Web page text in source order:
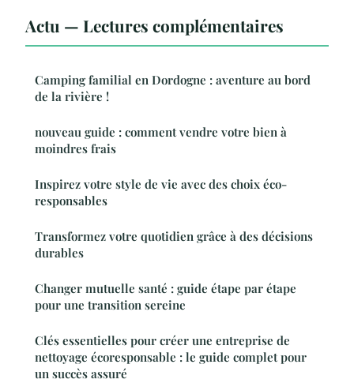
Actu — Lectures complémentaires
Camping familial en Dordogne : aventure au bord
de la rivière !
nouveau guide : comment vendre votre bien à
moindres frais
Inspirez votre style de vie avec des choix éco-
responsables
Transformez votre quotidien grâce à des décisions
durables
Changer mutuelle santé : guide étape par étape
pour une transition sereine
Clés essentielles pour créer une entreprise de
nettoyage écoresponsable : le guide complet pour
un succès assuré